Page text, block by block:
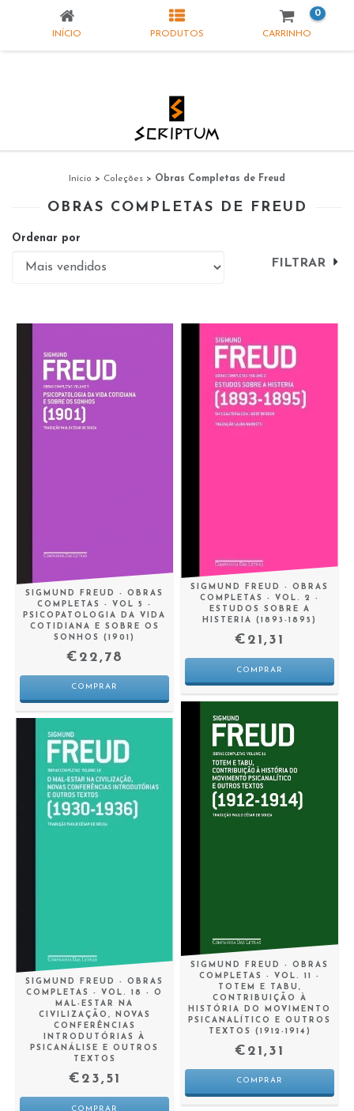
INÍCIO PRODUTOS CARRINHO
0
Início > Coleções > Obras Completas de Freud
OBRAS COMPLETAS DE FREUD
Ordenar por
FILTRAR
SIGMUND FREUD - OBRAS
COMPLETAS - VOL 5 -
PSICOPATOLOGIA DA VIDA
COTIDIANA E SOBRE OS
SONHOS (1901)
€22,78
SIGMUND FREUD - OBRAS
COMPLETAS - VOL. 2 -
ESTUDOS SOBRE A
HISTERIA (1893-1895)
€21,31
SIGMUND FREUD - OBRAS
COMPLETAS - VOL. 18 - O
MAL-ESTAR NA
CIVILIZAÇÃO, NOVAS
CONFERÊNCIAS
INTRODUTÓRIAS À
PSICANÁLISE E OUTROS
TEXTOS
€23,51
SIGMUND FREUD - OBRAS
COMPLETAS - VOL. 11 -
TOTEM E TABU,
CONTRIBUIÇÃO À
HISTÓRIA DO MOVIMENTO
PSICANALÍTICO E OUTROS
TEXTOS (1912-1914)
€21,31